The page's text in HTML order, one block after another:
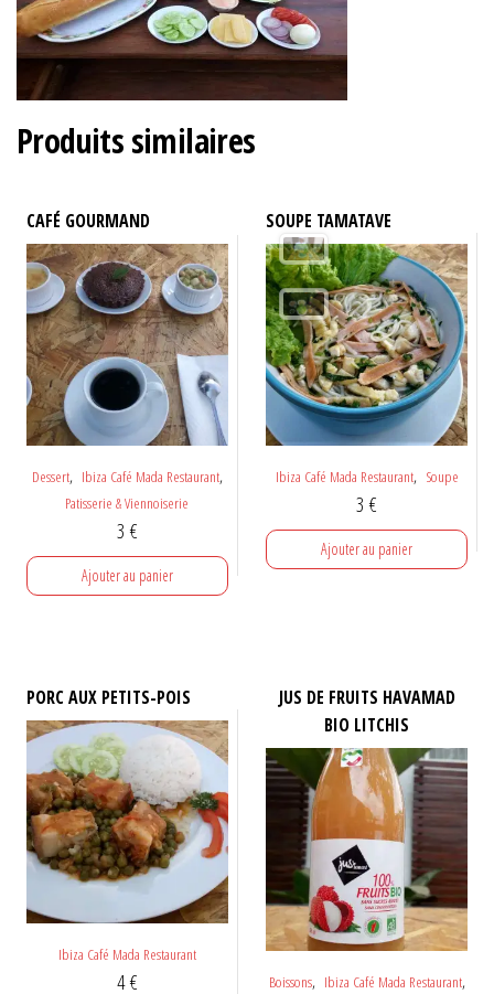
Produits similaires
CAFÉ GOURMAND
Dessert, Ibiza Café Mada Restaurant,
Patisserie & Viennoiserie
3€
Ajouter au panier
SOUPE TAMATAVE
Ibiza Café Mada Restaurant, Soupe
3€
Ajouter au panier
PORC AUX PETITS-POIS
Ibiza Café Mada Restaurant
4€
JUS DE FRUITS HAVAMAD
BIO LITCHIS
Boissons, Ibiza Café Mada Restaurant,